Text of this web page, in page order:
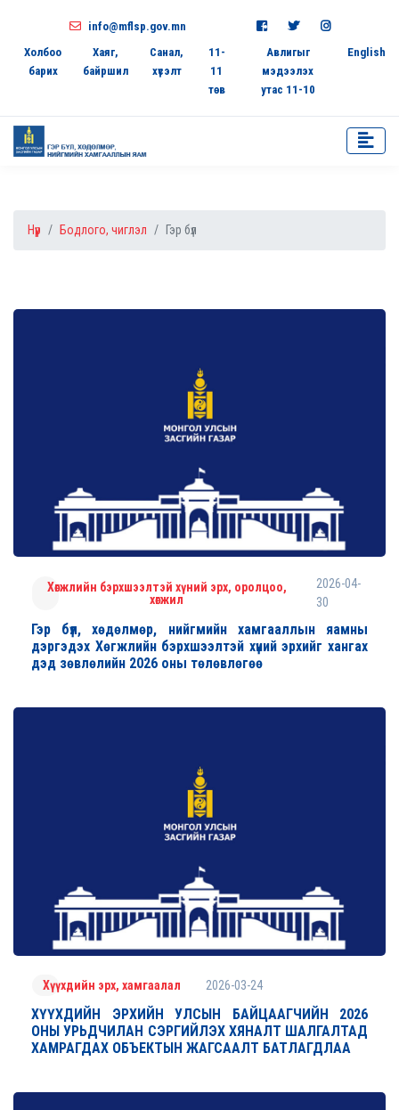
info@mflsp.gov.mn
Холбоо
барих
Хаяг,
байршил
Санал,
хүсэлт
11-
11
төв
Авлигыг
мэдээлэх
утас 11-10
English
Нүүр Бодлого, чиглэл Гэр бүл
Хөгжлийн бэрхшээлтэй хүний эрх, оролцоо,
хөгжил
2026-04-
30
Гэр бүл, хөдөлмөр, нийгмийн хамгааллын яамны
дэргэдэх Хөгжлийн бэрхшээлтэй хүний эрхийг хангах
дэд зөвлөлийн 2026 оны төлөвлөгөө
Хүүхдийн эрх, хамгаалал 2026-03-24
ХҮҮХДИЙН ЭРХИЙН УЛСЫН БАЙЦААГЧИЙН 2026
ОНЫ УРЬДЧИЛАН СЭРГИЙЛЭХ ХЯНАЛТ ШАЛГАЛТАД
ХАМРАГДАХ ОБЪЕКТЫН ЖАГСААЛТ БАТЛАГДЛАА